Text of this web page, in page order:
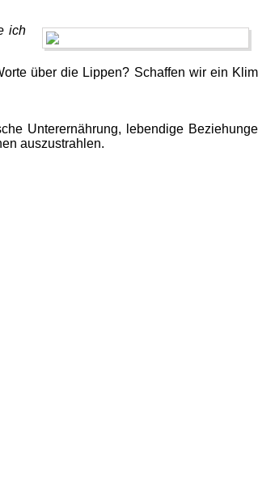
ich
über die Lippen? Schaffen wir ein
Unterernährung, lebendige
auszustrahlen.